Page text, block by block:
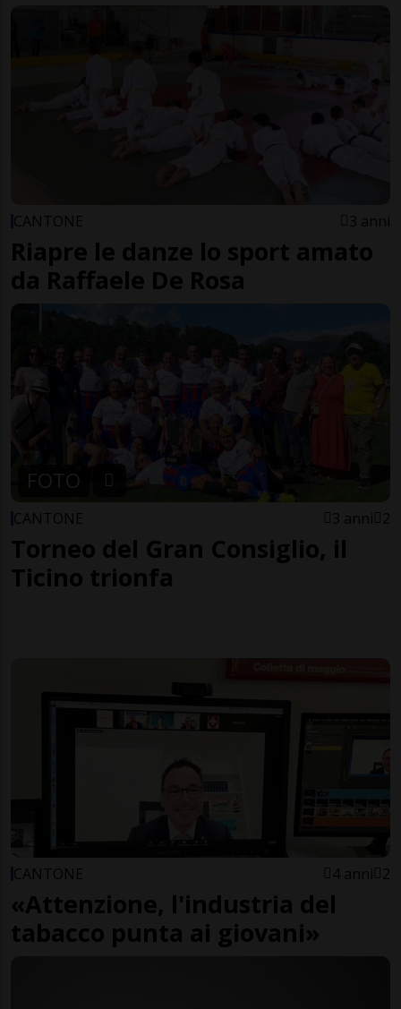
CANTONE 3 anni
Riapre le danze lo sport amato
da Raffaele De Rosa
FOTO
CANTONE 3 anni 2
Torneo del Gran Consiglio, il
Ticino trionfa
CANTONE 4 anni 2
«Attenzione, l'industria del
tabacco punta ai giovani»